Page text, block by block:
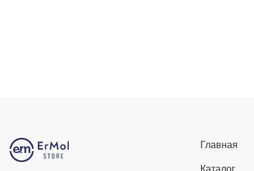
Главная